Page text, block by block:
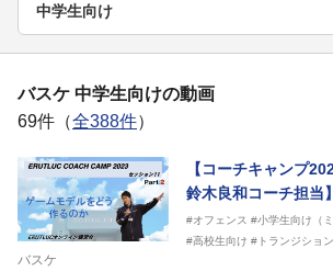
中学生向け
バスケ 中学生向けの動画
69件（全388件）
バスケ
【コーチキャンプ
鈴木良和コーチ担当
う作るのか
#オフェンス #小学生向け（ミ
#高校生向け #トランジション